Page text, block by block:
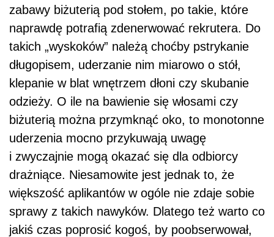
zabawy biżuterią pod stołem, po takie, które
naprawdę potrafią zdenerwować rekrutera. Do
takich „wyskoków” należą choćby pstrykanie
długopisem, uderzanie nim miarowo o stół,
klepanie w blat wnętrzem dłoni czy skubanie
odzieży. O ile na bawienie się włosami czy
biżuterią można przymknąć oko, to monotonne
uderzenia mocno przykuwają uwagę
i zwyczajnie mogą okazać się dla odbiorcy
drażniące. Niesamowite jest jednak to, że
większość aplikantów w ogóle nie zdaje sobie
sprawy z takich nawyków. Dlatego też warto co
jakiś czas poprosić kogoś, by poobserwował,